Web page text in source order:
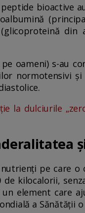
bioactive
oameni) s-au
normotensivi
la dulciurile
pe care
kilocalorii,
element care
a Sănătății